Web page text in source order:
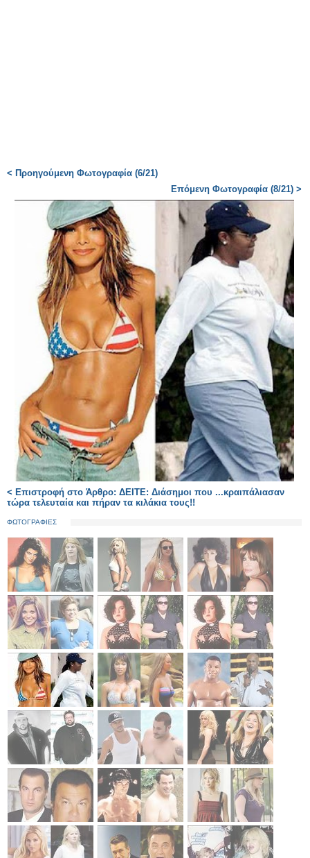
< Προηγούμενη Φωτογραφία (6/21)
Επόμενη Φωτογραφία (8/21) >
< Επιστροφή στο Άρθρο: ΔΕΙΤΕ: Διάσημοι που ...κραιπάλιασαν
τώρα τελευταία και πήραν τα κιλάκια τους!!
ΦΩΤΟΓΡΑΦΙΕΣ